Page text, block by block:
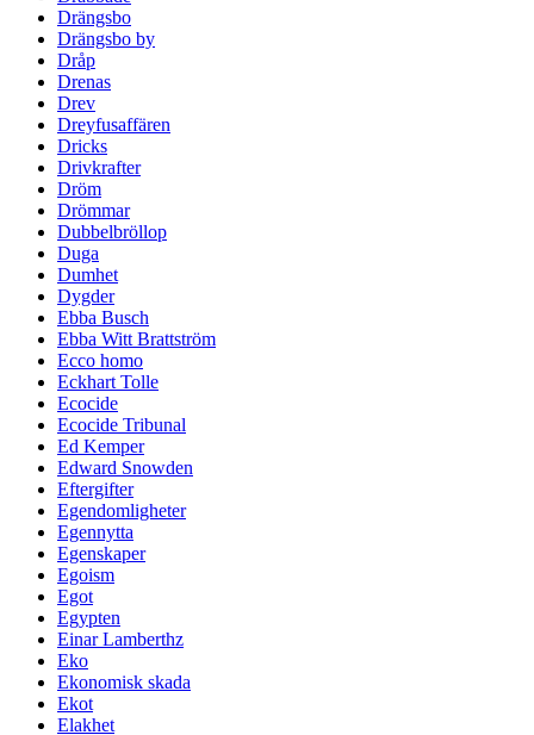
Drängsbo
Drängsbo by
Dråp
Drenas
Drev
Dreyfusaffären
Dricks
Drivkrafter
Dröm
Drömmar
Dubbelbröllop
Duga
Dumhet
Dygder
Ebba Busch
Ebba Witt Brattström
Ecco homo
Eckhart Tolle
Ecocide
Ecocide Tribunal
Ed Kemper
Edward Snowden
Eftergifter
Egendomligheter
Egennytta
Egenskaper
Egoism
Egot
Egypten
Einar Lamberthz
Eko
Ekonomisk skada
Ekot
Elakhet